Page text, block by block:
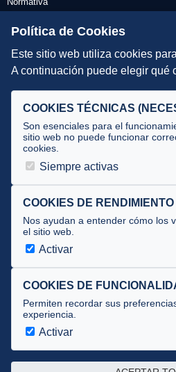
Escuelas de Triatlón
DIRECCIÓN TÉCNICA
Selecciones
Tecnificación
JUECES Y OFICIALES
Documentos
Cursos
Circulares oficiales
Convocatorias y Equipaciones
Av. José Atarés 101, semisótano. 50018
Política de Cookies
Este sitio web utiliza cookies
A continuación puede elegir qué
COOKIES TÉCNICAS
Son esenciales para el
sitio web no puede funcionar
cookies.
Siempre activas
COOKIES DE RENDIMIENTO
Nos ayudan a entender cómo los
el sitio web.
Activar
COOKIES DE
Permiten recordar sus
experiencia.
Activar